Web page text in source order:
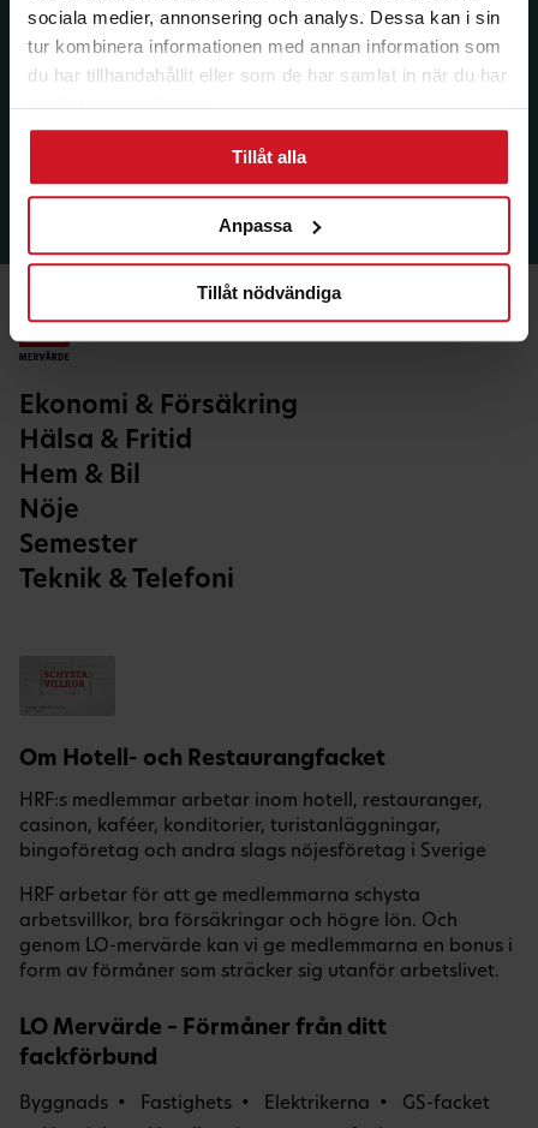
sociala medier, annonsering och analys. Dessa kan i sin
tur kombinera informationen med annan information som
du har tillhandahållit eller som de har samlat in när du har
använt deras tjänster.
Tillåt alla
Anpassa
Tillåt nödvändiga
Ekonomi & Försäkring
Hälsa & Fritid
Hem & Bil
Nöje
Semester
Teknik & Telefoni
Om Hotell- och Restaurangfacket
HRF:s medlemmar arbetar inom hotell, restauranger,
casinon, kaféer, konditorier, turistanläggningar,
bingoföretag och andra slags nöjesföretag i Sverige
HRF arbetar för att ge medlemmarna schysta
arbetsvillkor, bra försäkringar och högre lön. Och
genom LO-mervärde kan vi ge medlemmarna en bonus i
form av förmåner som sträcker sig utanför arbetslivet.
LO Mervärde – Förmåner från ditt
fackförbund
Byggnads Fastighets Elektrikerna
GS-facket